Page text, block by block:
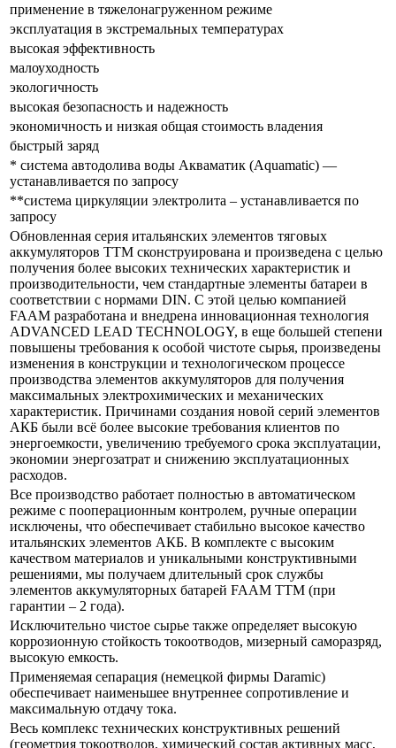
применение в тяжелонагруженном режиме
эксплуатация в экстремальных температурах
высокая эффективность
малоуходность
экологичность
высокая безопасность и надежность
экономичность и низкая общая стоимость владения
быстрый заряд
* система автодолива воды Акваматик (Aquamatic) —
устанавливается по запросу
**система циркуляции электролита – устанавливается по
запросу
Обновленная серия итальянских элементов тяговых
аккумуляторов ТTM сконструирована и произведена с целью
получения более высоких технических характеристик и
производительности, чем стандартные элементы батареи в
соответствии с нормами DIN. С этой целью компанией
FAAM разработана и внедрена инновационная технология
ADVANCED LEAD TECHNOLOGY, в еще большей степени
повышены требования к особой чистоте сырья, произведены
изменения в конструкции и технологическом процессе
производства элементов аккумуляторов для получения
максимальных электрохимических и механических
характеристик. Причинами создания новой серий элементов
АКБ были всё более высокие требования клиентов по
энергоемкости, увеличению требуемого срока эксплуатации,
экономии энергозатрат и снижению эксплуатационных
расходов.
Все производство работает полностью в автоматическом
режиме с пооперационным контролем, ручные операции
исключены, что обеспечивает стабильно высокое качество
итальянских элементов АКБ. В комплекте с высоким
качеством материалов и уникальными конструктивными
решениями, мы получаем длительный срок службы
элементов аккумуляторных батарей FAAM ТTM (при
гарантии – 2 года).
Исключительно чистое сырье также определяет высокую
коррозионную стойкость токоотводов, мизерный саморазряд,
высокую емкость.
Применяемая сепарация (немецкой фирмы Daramic)
обеспечивает наименьшее внутреннее сопротивление и
максимальную отдачу тока.
Весь комплекс технических конструктивных решений
(геометрия токоотводов, химический состав активных масс,